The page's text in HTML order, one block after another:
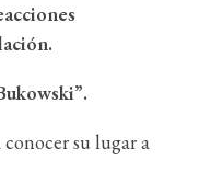
su lugar a